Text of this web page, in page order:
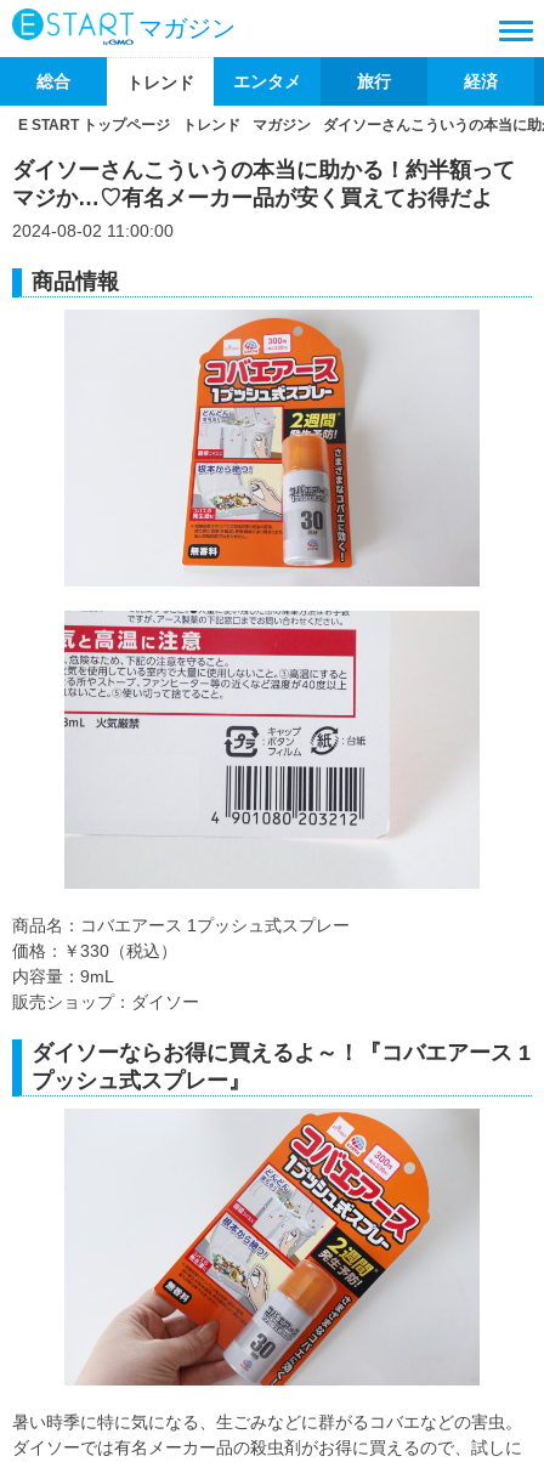
マガジン
総合 トレンド エンタメ 旅行 経済
E START トップページ トレンド マガジン ダイソーさんこういうの本当に
ダイソーさんこういうの本当に助かる！約半額って
マジか…♡有名メーカー品が安く買えてお得だよ
2024-08-02 11:00:00
商品情報
商品名：コバエアース 1プッシュ式スプレー
価格：￥330（税込）
内容量：9mL
販売ショップ：ダイソー
ダイソーならお得に買えるよ～！『コバエアース 1
プッシュ式スプレー』
暑い時季に特に気になる、生ごみなどに群がるコバエなどの害虫。
ダイソーでは有名メーカー品の殺虫剤がお得に買えるので、試しに